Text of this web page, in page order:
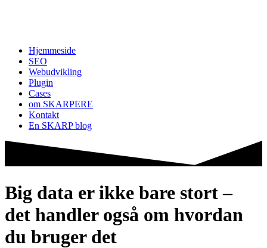
Hjemmeside
SEO
Webudvikling
Plugin
Cases
om SKARPERE
Kontakt
En SKARP blog
Big data er ikke bare stort –
det handler også om hvordan
du bruger det